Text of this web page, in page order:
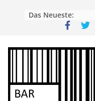
Das Neueste: